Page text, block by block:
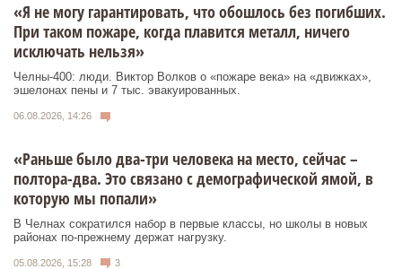
«Я не могу гарантировать, что обошлось без погибших.
При таком пожаре, когда плавится металл, ничего
исключать нельзя»
Челны-400: люди. Виктор Волков о «пожаре века» на «движках»,
эшелонах пены и 7 тыс. эвакуированных.
06.08.2026, 14:26
«Раньше было два-три человека на место, сейчас –
полтора-два. Это связано с демографической ямой, в
которую мы попали»
В Челнах сократился набор в первые классы, но школы в новых
районах по-прежнему держат нагрузку.
05.08.2026, 15:28 3